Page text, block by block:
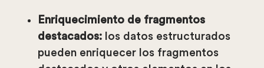
Enriquecimiento de fragmentos
destacados: los datos estructurados
pueden enriquecer los fragmentos